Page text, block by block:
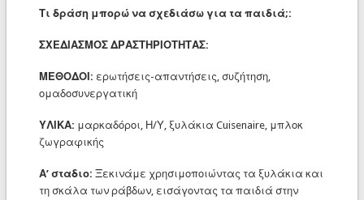
Τι δράση μπορώ να σχεδιάσω για τα παιδιά;:
ΣΧΕΔΙΑΣΜΟΣ ΔΡΑΣΤΗΡΙΟΤΗΤΑΣ:​
ΜΕΘΟΔΟΙ: ερωτήσεις-απαντήσεις, συζήτηση,
ομαδοσυνεργατική
ΥΛΙΚΑ: μαρκαδόροι, Η/Υ, ξυλάκια Cuisenaire, μπλοκ
ζωγραφικής
Α’ σταδιο: Ξεκινάμε χρησιμοποιώντας τα ξυλάκια και
τη σκάλα των ράβδων, εισάγοντας τα παιδιά στην